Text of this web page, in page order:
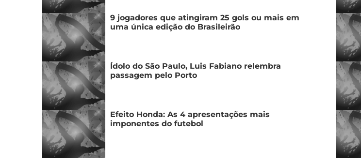
9 jogadores que atingiram 25 gols ou mais em
uma única edição do Brasileirão
Ídolo do São Paulo, Luis Fabiano relembra
passagem pelo Porto
Efeito Honda: As 4 apresentações mais
imponentes do futebol